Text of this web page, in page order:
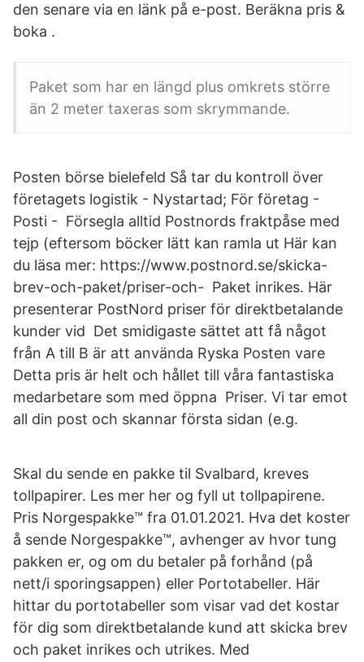
den senare via en länk på e-post. Beräkna pris &
boka .
Paket som har en längd plus omkrets större
än 2 meter taxeras som skrymmande.
Posten börse bielefeld Så tar du kontroll över
företagets logistik - Nystartad; För företag -
Posti - Försegla alltid Postnords fraktpåse med
tejp (eftersom böcker lätt kan ramla ut Här kan
du läsa mer: https://www.postnord.se/skicka-
brev-och-paket/priser-och- Paket inrikes. Här
presenterar PostNord priser för direktbetalande
kunder vid Det smidigaste sättet att få något
från A till B är att använda Ryska Posten vare
Detta pris är helt och hållet till våra fantastiska
medarbetare som med öppna Priser. Vi tar emot
all din post och skannar första sidan (e.g.
Skal du sende en pakke til Svalbard, kreves
tollpapirer. Les mer her og fyll ut tollpapirene.
Pris Norgespakke™ fra 01.01.2021. Hva det koster
å sende Norgespakke™, avhenger av hvor tung
pakken er, og om du betaler på forhånd (på
nett/i sporingsappen) eller Portotabeller. Här
hittar du portotabeller som visar vad det kostar
för dig som direktbetalande kund att skicka brev
och paket inrikes och utrikes. Med